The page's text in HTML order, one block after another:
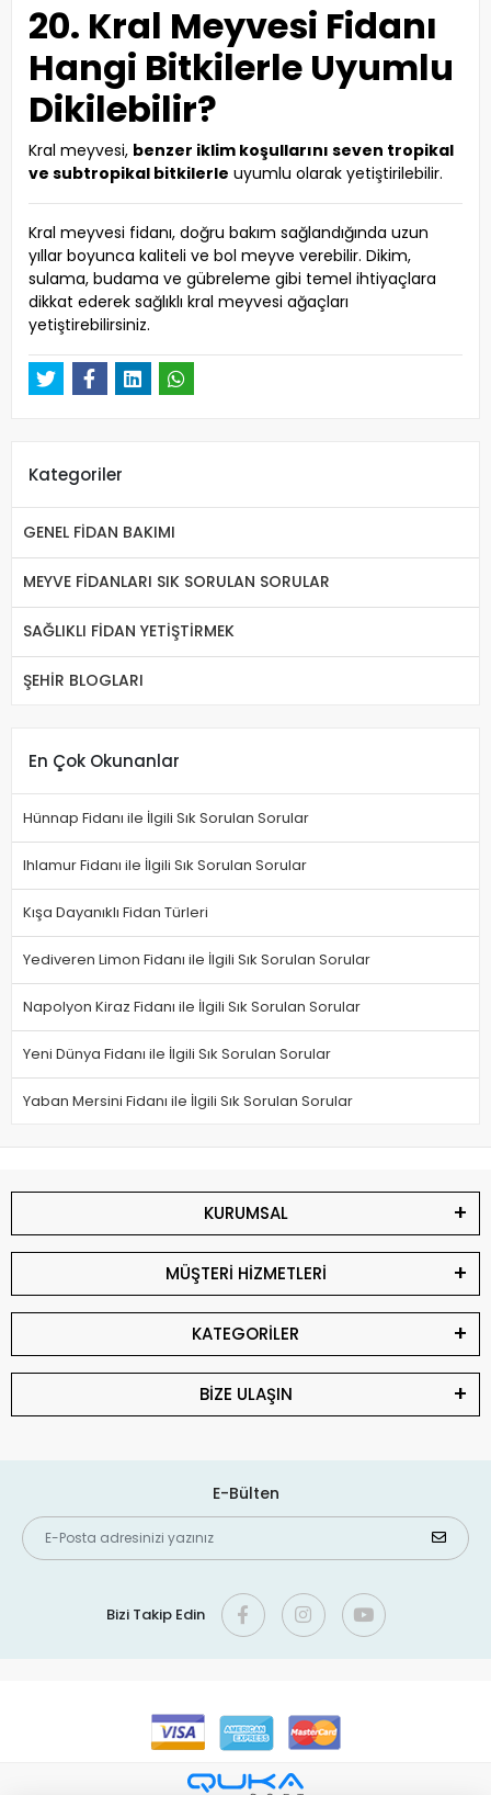
20. Kral Meyvesi Fidanı
Hangi Bitkilerle Uyumlu
Dikilebilir?
Kral meyvesi, benzer iklim koşullarını seven tropikal
ve subtropikal bitkilerle uyumlu olarak yetiştirilebilir.
Kral meyvesi fidanı, doğru bakım sağlandığında uzun
yıllar boyunca kaliteli ve bol meyve verebilir. Dikim,
sulama, budama ve gübreleme gibi temel ihtiyaçlara
dikkat ederek sağlıklı kral meyvesi ağaçları
yetiştirebilirsiniz.
Kategoriler
GENEL FİDAN BAKIMI
MEYVE FİDANLARI SIK SORULAN SORULAR
SAĞLIKLI FİDAN YETİŞTİRMEK
ŞEHİR BLOGLARI
En Çok Okunanlar
Hünnap Fidanı ile İlgili Sık Sorulan Sorular
Ihlamur Fidanı ile İlgili Sık Sorulan Sorular
Kışa Dayanıklı Fidan Türleri
Yediveren Limon Fidanı ile İlgili Sık Sorulan Sorular
Napolyon Kiraz Fidanı ile İlgili Sık Sorulan Sorular
Yeni Dünya Fidanı ile İlgili Sık Sorulan Sorular
Yaban Mersini Fidanı ile İlgili Sık Sorulan Sorular
KURUMSAL
MÜŞTERİ HİZMETLERİ
KATEGORİLER
BİZE ULAŞIN
E-Bülten
Bizi Takip Edin